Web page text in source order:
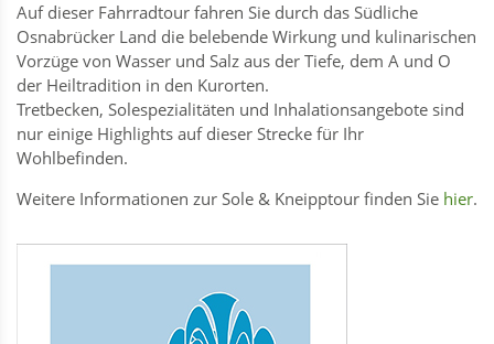
Auf dieser Fahrradtour fahren Sie durch das Südliche
Osnabrücker Land die belebende Wirkung und kulinarischen
Vorzüge von Wasser und Salz aus der Tiefe, dem A und O
der Heiltradition in den Kurorten.
Tretbecken, Solespezialitäten und Inhalationsangebote sind
nur einige Highlights auf dieser Strecke für Ihr
Wohlbefinden.
Weitere Informationen zur Sole & Kneipptour finden Sie hier.